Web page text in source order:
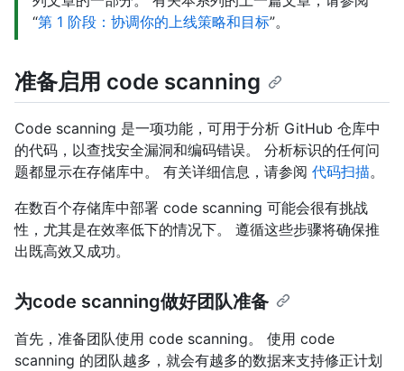
“第 1 阶段：协调你的上线策略和目标”。
准备启用 code scanning
Code scanning 是一项功能，可用于分析 GitHub 仓库中
的代码，以查找安全漏洞和编码错误。 分析标识的任何问
题都显示在存储库中。 有关详细信息，请参阅 代码扫描。
在数百个存储库中部署 code scanning 可能会很有挑战
性，尤其是在效率低下的情况下。 遵循这些步骤将确保推
出既高效又成功。
为code scanning做好团队准备
首先，准备团队使用 code scanning。 使用 code
scanning 的团队越多，就会有越多的数据来支持修正计划